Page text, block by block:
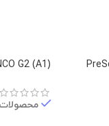
(A1) SYNCO G2